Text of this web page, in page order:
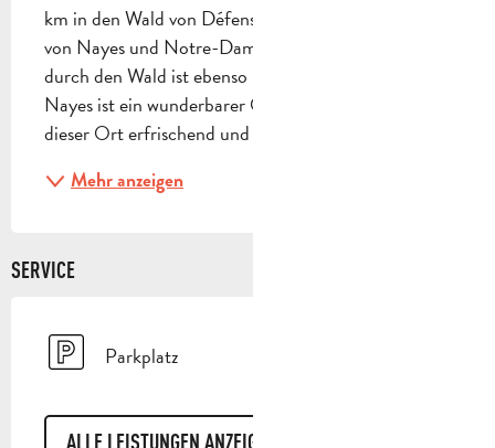
km in den Wald von Défens, vorbei an der Quelle
von Nayes und Notre-Dame-d'Orgnon. Der Abstieg
durch den Wald ist ebenso leicht. Die Quelle von
Nayes ist ein wunderbarer Ort. Im Sommer ist
dieser Ort erfrischend und ein idealer Ort für ein...
Mehr anzeigen
SERVICE
Parkplatz
ALLE LEISTUNGEN ANZEIGEN